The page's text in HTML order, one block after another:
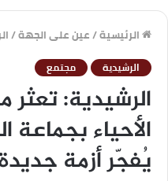
الرئيسية/عين على الجهة/
الرشيدية مجتمع
الرشيدية:
الأحياء بجماعة
يُفجّر أزمة